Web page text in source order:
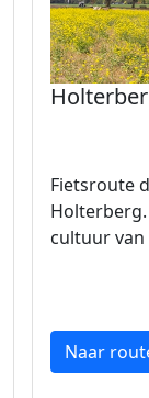
Fietsroute
cultuur van
Naar